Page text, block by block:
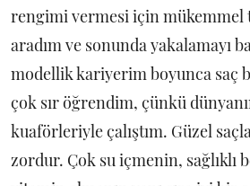
rengimi vermesi için mükemmel
aradım ve sonunda yakalamayı
modellik kariyerim boyunca saç
çok sır öğrendim, çünkü
kuaförleriyle çalıştım. Güzel
zordur. Çok su içmenin, sağlıklı